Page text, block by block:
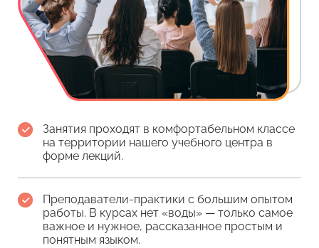
Занятия проходят в комфортабельном классе
на территории нашего учебного центра в
форме лекций.
Преподаватели-практики с большим опытом
работы. В курсах нет «воды» — только самое
важное и нужное, рассказанное простым и
понятным языком.